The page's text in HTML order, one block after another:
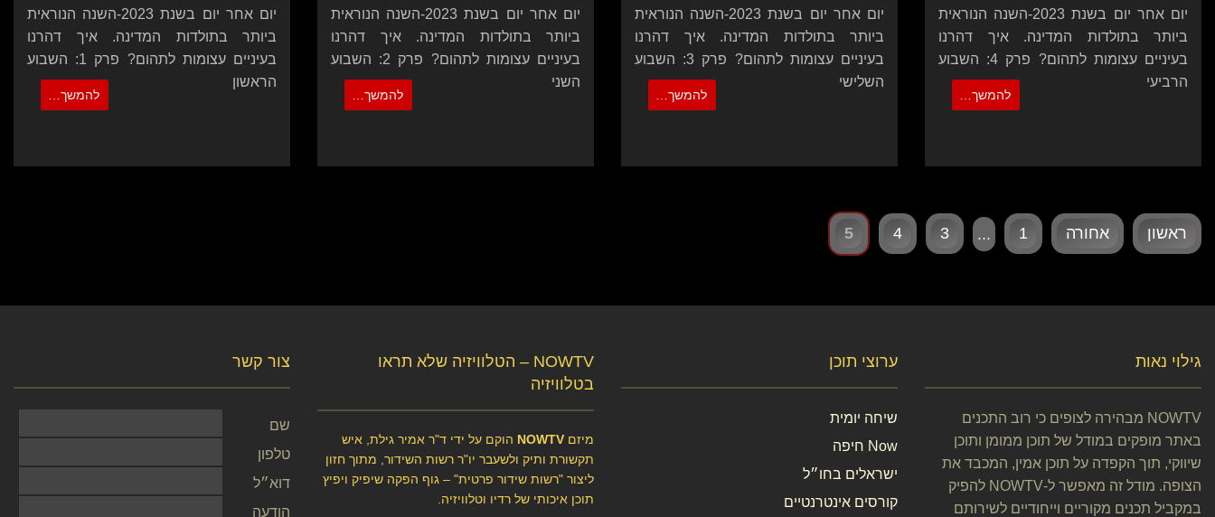
יום אחר יום בשנת 2023-השנה הנוראית
ביותר בתולדות המדינה. איך דהרנו
בעיניים עצומות לתהום? פרק 4: השבוע
הרביעי
להמשך…
יום אחר יום בשנת 2023-השנה הנוראית
ביותר בתולדות המדינה. איך דהרנו
בעיניים עצומות לתהום? פרק 3: השבוע
השלישי
להמשך…
יום אחר יום בשנת 2023-השנה הנוראית
ביותר בתולדות המדינה. איך דהרנו
בעיניים עצומות לתהום? פרק 2: השבוע
השני
להמשך…
יום אחר יום בשנת 2023-השנה הנוראית
ביותר בתולדות המדינה. איך דהרנו
בעיניים עצומות לתהום? פרק 1: השבוע
הראשון
להמשך…
ראשון אחורה 1
...
3
4
5
צור קשר
שם
טלפון
דוא״ל
הודעה
NOWTV – הטלוויזיה שלא תראו
בטלוויזיה
מיזם NOWTV הוקם על ידי ד"ר אמיר גילת, איש
תקשורת ותיק ולשעבר יו"ר רשות השידור, מתוך חזון
ליצור "רשות שידור פרטית" – גוף הפקה שיפיק ויפיץ
תוכן איכותי של רדיו וטלוויזיה.
ערוצי תוכן
שיחה יומית
Now חיפה
ישראלים בחו״ל
קורסים אינטרנטיים
גילוי נאות
NOWTV מבהירה לצופים כי רוב התכנים
באתר מופקים במודל של תוכן ממומן ותוכן
שיווקי, תוך הקפדה על תוכן אמין, המכבד את
הצופה. מודל זה מאפשר ל-NOWTV להפיק
במקביל תכנים מקוריים וייחודיים לשירותם